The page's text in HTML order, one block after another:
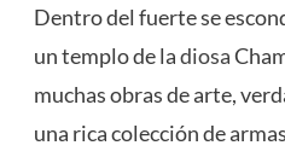
Dentro del fuerte se
un templo de ladiosa
muchas obras de arte,
una rica colección de